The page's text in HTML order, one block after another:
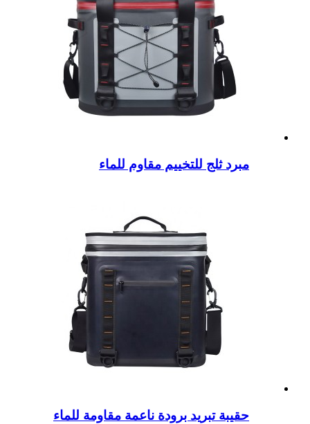
مبرد ثلج للتخييم مقاوم للماء
حقيبة تبريد برودة ناعمة مقاومة للماء